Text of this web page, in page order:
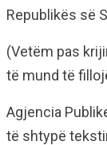
Republikës së
(Vetëm pas
të mund të
Agjencia
të shtypë